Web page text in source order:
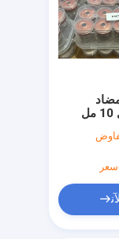
للبكتيريا 3 مل 10 مل